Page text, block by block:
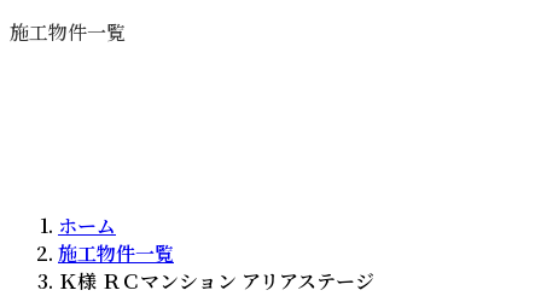
施工物件一覧
ホーム
施工物件一覧
Ｋ様 ＲＣマンション アリアステージ